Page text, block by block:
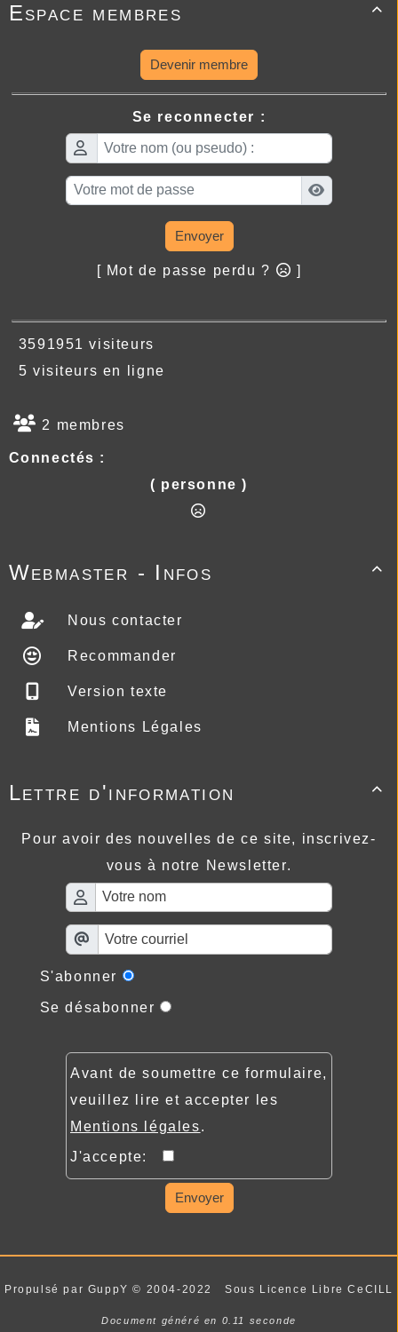

Espace membres
Devenir membre
Se reconnecter :
Envoyer
[ Mot de passe perdu ? ]
3591951 visiteurs
5 visiteurs en ligne
2 membres
Connectés :
( personne )

Webmaster - Infos
Nous contacter
Recommander
Version texte
Mentions Légales

Lettre d'information
Pour avoir des nouvelles de ce site, inscrivez-
vous à notre Newsletter.
S'abonner
Se désabonner
Avant de soumettre ce formulaire,
veuillez lire et accepter les
Mentions légales.
J'accepte:
Envoyer
Propulsé par GuppY© 2004-2022 Sous Licence Libre CeCILL
Document généré en 0.11 seconde